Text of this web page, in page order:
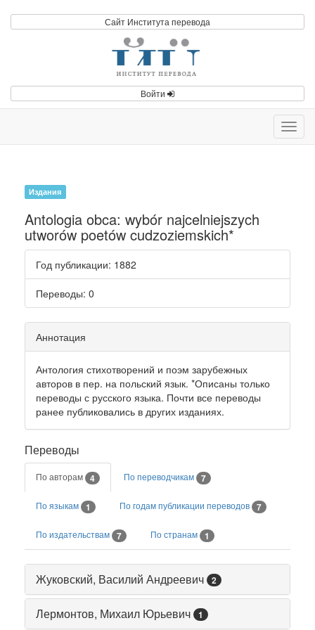
Сайт Института перевода
Войти
Издания
Antologia obca: wybór najcelniejszych
utworów poetów cudzoziemskich*
Год публикации: 1882
Переводы: 0
Аннотация
Антология стихотворений и поэм зарубежных
авторов в пер. на польский язык. *Описаны только
переводы с русского языка. Почти все переводы
ранее публиковались в других изданиях.
Переводы
По авторам 4 По переводчикам 7
По языкам 1 По годам публикации переводов 7
По издательствам 7 По странам 1
Жуковский, Василий Андреевич 2
Лермонтов, Михаил Юрьевич 1